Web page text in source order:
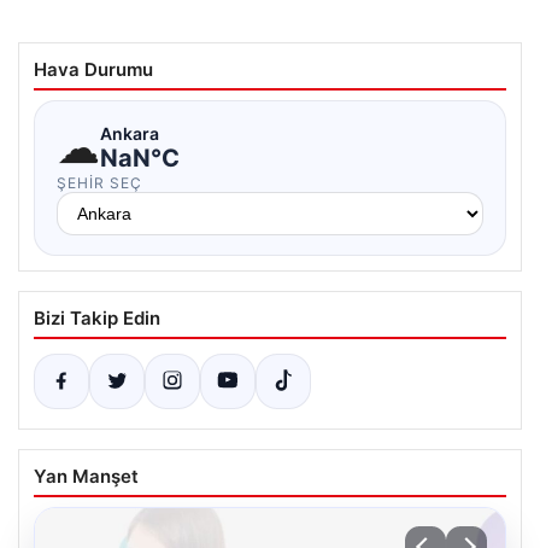
Hava Durumu
☁Ankara
NaN°C
ŞEHIR SEÇ
Bizi Takip Edin
Yan Manşet